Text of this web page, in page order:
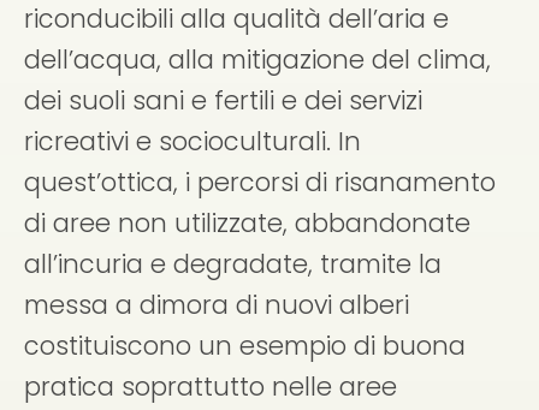
riconducibili alla qualità dell’aria e
dell’acqua, alla mitigazione del clima,
dei suoli sani e fertili e dei servizi
ricreativi e socioculturali. In
quest’ottica, i percorsi di risanamento
di aree non utilizzate, abbandonate
all’incuria e degradate, tramite la
messa a dimora di nuovi alberi
costituiscono un esempio di buona
pratica soprattutto nelle aree